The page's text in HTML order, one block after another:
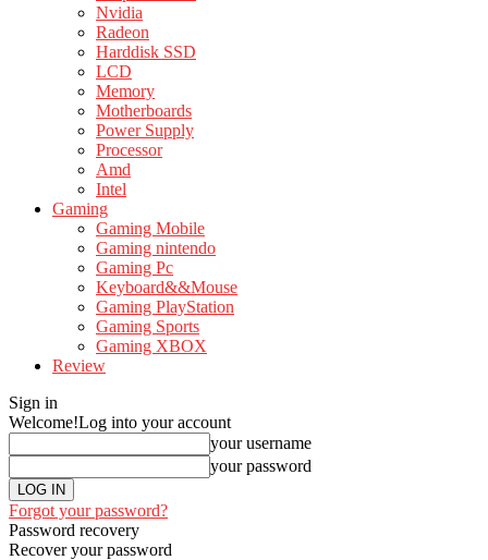
Nvidia
Radeon
Harddisk SSD
LCD
Memory
Motherboards
Power Supply
Processor
Amd
Intel
Gaming
Gaming Mobile
Gaming nintendo
Gaming Pc
Keyboard&&Mouse
Gaming PlayStation
Gaming Sports
Gaming XBOX
Review
Sign in
Welcome!Log into your account
your username
your password
Forgot your password?
Password recovery
Recover your password